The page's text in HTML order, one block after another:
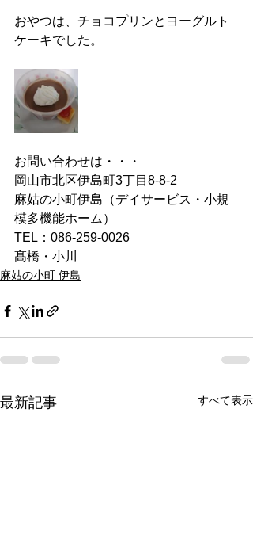
おやつは、チョコプリンとヨーグルト
ケーキでした。
お問い合わせは・・・
岡山市北区伊島町3丁目8-8-2
麻姑の小町伊島（デイサービス・小規
模多機能ホーム）
TEL：086-259-0026
髙橋・小川
麻姑の小町 伊島
最新記事 すべて表示